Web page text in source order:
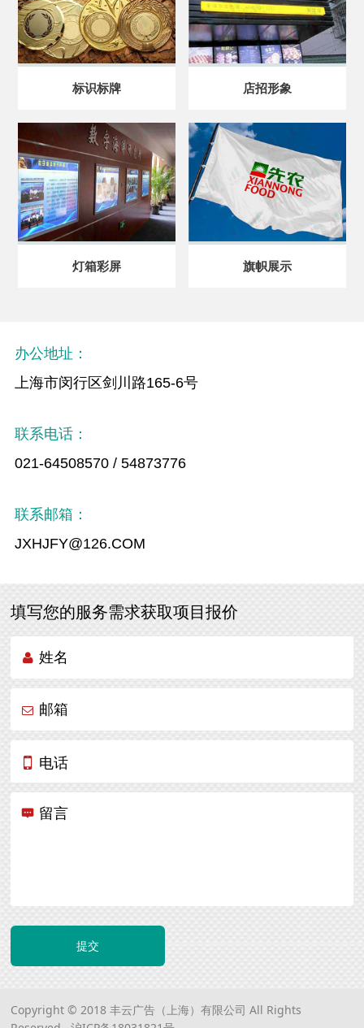
标识标牌 店招形象
灯箱彩屏 旗帜展示
办公地址：
上海市闵行区剑川路165-6号
联系电话：
021-64508570 / 54873776
联系邮箱：
JXHJFY@126.COM
填写您的服务需求获取项目报价
姓名
邮箱
电话
留言
提交
Copyright © 2018 丰云广告（上海）有限公司 All Rights